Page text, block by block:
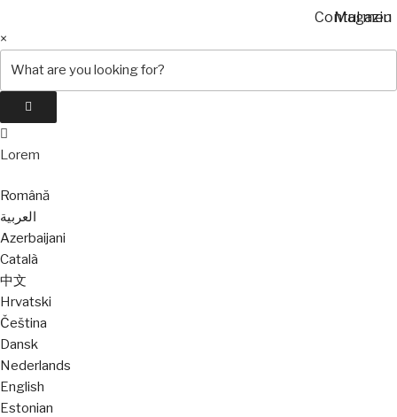
Search
×
Lorem
Română
العربية
Azerbaijani
Català
中文
Hrvatski
Čeština
Dansk
Nederlands
English
Estonian
Magazin
Contul meu